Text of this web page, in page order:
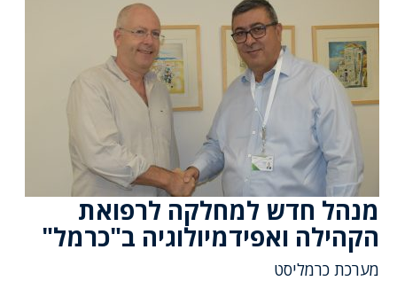
מנהל חדש למחלקה לרפואת
הקהילה ואפידמיולוגיה ב"כרמל"
מערכת כרמליסט